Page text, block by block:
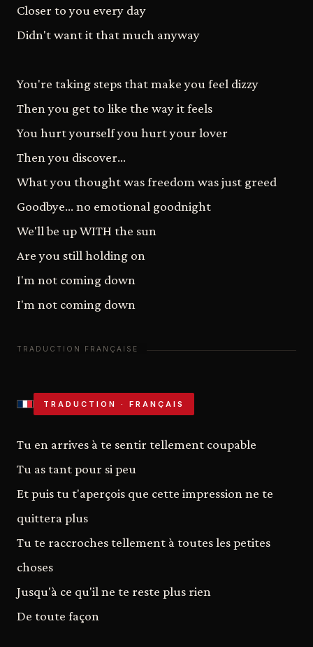
Closer to you every day
Didn't want it that much anyway
You're taking steps that make you feel dizzy
Then you get to like the way it feels
You hurt yourself you hurt your lover
Then you discover...
What you thought was freedom was just greed
Goodbye... no emotional goodnight
We'll be up WITH the sun
Are you still holding on
I'm not coming down
I'm not coming down
TRADUCTION · FRANÇAIS
Tu en arrives à te sentir tellement coupable
Tu as tant pour si peu
Et puis tu t'aperçois que cette impression ne te
quittera plus
Tu te raccroches tellement à toutes les petites
choses
Jusqu'à ce qu'il ne te reste plus rien
De toute façon